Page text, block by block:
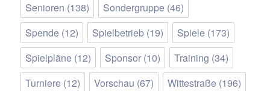
Senioren (138) Sondergruppe (46)
Spende (12) Spielbetrieb (19) Spiele (173)
Spielpläne (12) Sponsor (10) Training (34)
Turniere (12) Vorschau (67) Wittestraße (196)